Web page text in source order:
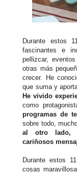
Durante estos
fascinantes e
pellizcar, eventos
otras más
crecer. He
que suma y
He vivido
como
programas de
sobre todo,
al otro lado,
cariñosos
Durante estos
cosas